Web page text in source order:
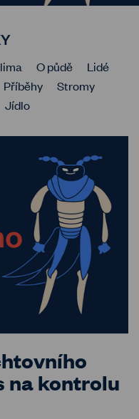
O půdě
Lidé
Příběhy
Stromy
Jídlo
na kontrolu